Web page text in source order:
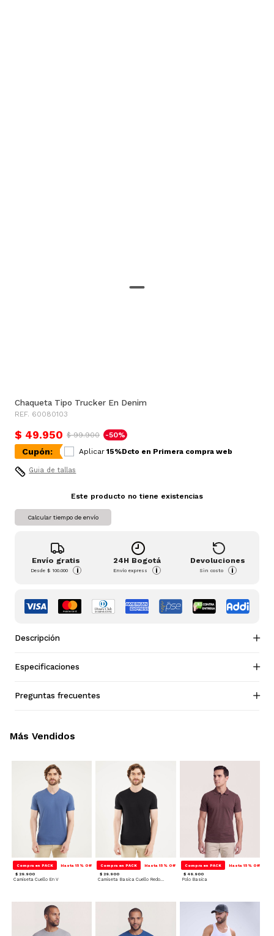
Chaqueta Tipo Trucker En Denim
REF. 60080103
$ 49.950 $ 99.900 -50%
Cupón: Aplicar 15%Dcto en Primera compra web
Guia de tallas
Este producto no tiene existencias
Calcular tiempo de envío
Envío gratis
Desde$ 100.000 i
24H Bogotá
Envío express i
Devoluciones
Sin costo i
Descripción
Especificaciones
Preguntas frecuentes
Compra en PACK Hasta 15% Off
$ 29.900
Camiseta Cuello En V
Compra en PACK Hasta 15% Off
$ 29.900
Camiseta Basica Cuello Redondo
Compra en PACK Hasta 15% Off
$ 49.900
Polo Basica
Más Vendidos